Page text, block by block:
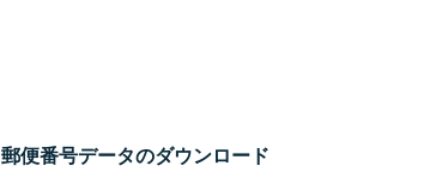
郵便番号データのダウンロード